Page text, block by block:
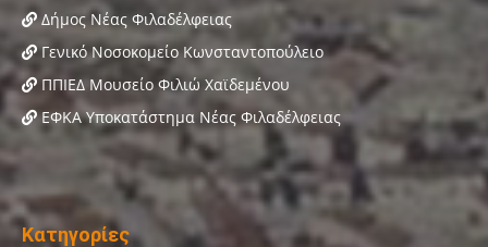
Δήμος Νέας Φιλαδέλφειας
Γενικό Νοσοκομείο Κωνσταντοπούλειο
ΠΠΙΕΔ Μουσείο Φιλιώ Χαϊδεμένου
ΕΦΚΑ Υποκατάστημα Νέας Φιλαδέλφειας
Κατηγορίες